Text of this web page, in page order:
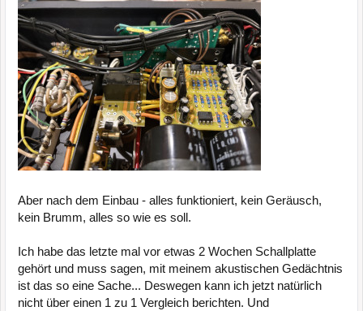
Aber nach dem Einbau - alles funktioniert, kein Geräusch,
kein Brumm, alles so wie es soll.
Ich habe das letzte mal vor etwas 2 Wochen Schallplatte
gehört und muss sagen, mit meinem akustischen Gedächtnis
ist das so eine Sache... Deswegen kann ich jetzt natürlich
nicht über einen 1 zu 1 Vergleich berichten. Und